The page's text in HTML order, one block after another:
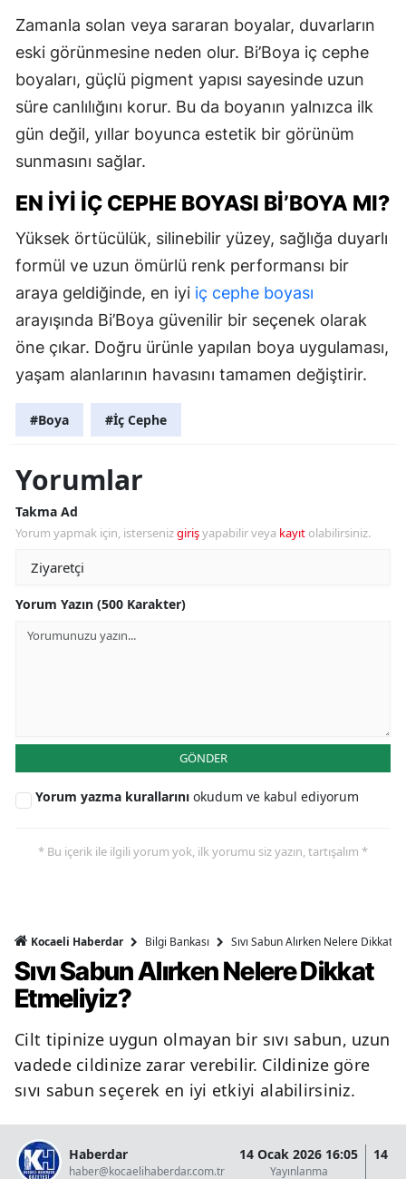
Zamanla solan veya sararan boyalar, duvarların
eski görünmesine neden olur. Bi’Boya iç cephe
boyaları, güçlü pigment yapısı sayesinde uzun
süre canlılığını korur. Bu da boyanın yalnızca ilk
gün değil, yıllar boyunca estetik bir görünüm
sunmasını sağlar.
EN İYI İÇ CEPHE BOYASI BI’BOYA MI?
Yüksek örtücülük, silinebilir yüzey, sağlığa duyarlı
formül ve uzun ömürlü renk performansı bir
araya geldiğinde, en iyi iç cephe boyası
arayışında Bi’Boya güvenilir bir seçenek olarak
öne çıkar. Doğru ürünle yapılan boya uygulaması,
yaşam alanlarının havasını tamamen değiştirir.
#Boya #İç Cephe
Yorumlar
Takma Ad
Yorum yapmak için, istersenizgirişyapabilir veya kayıt olabilirsiniz.
Yorum Yazın (500 Karakter)
GÖNDER
Yorum yazma kurallarını okudum ve kabul ediyorum
* Bu içerik ile ilgili yorum yok, ilk yorumu siz yazın, tartışalım *
Kocaeli Haberdar Bilgi Bankası Sıvı Sabun Alırken Nelere Dikkat
Sıvı Sabun Alırken Nelere Dikkat
Etmeliyiz?
Cilt tipinize uygun olmayan bir sıvı sabun, uzun
vadede cildinize zarar verebilir. Cildinize göre
sıvı sabun seçerek en iyi etkiyi alabilirsiniz.
Haberdar
haber@kocaelihaberdar.com.tr
14 Ocak 2026 16:05
Yayınlanma
14